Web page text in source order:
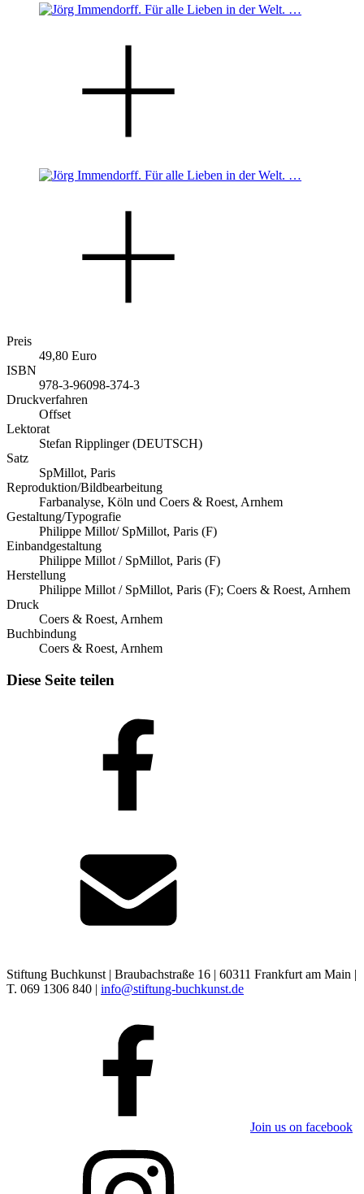
Preis
49,80 Euro
ISBN
978-3-96098-374-3
Druckverfahren
Offset
Lektorat
Stefan Ripplinger (DEUTSCH)
Satz
SpMillot, Paris
Reproduktion/Bildbearbeitung
Farbanalyse, Köln und Coers & Roest, Arnhem
Gestaltung/Typografie
Philippe Millot/ SpMillot, Paris (F)
Einbandgestaltung
Philippe Millot / SpMillot, Paris (F)
Herstellung
Philippe Millot / SpMillot, Paris (F); Coers & Roest, Arnhem
Druck
Coers & Roest, Arnhem
Buchbindung
Coers & Roest, Arnhem
Diese Seite teilen
Stiftung Buchkunst | Braubachstraße 16 | 60311 Frankfurt am Main |
T. 069 1306 840 | info@stiftung-buchkunst.de
Join us on facebook